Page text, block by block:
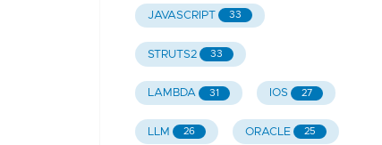
JAVASCRIPT 33
STRUTS2 33
LAMBDA 31 IOS 27
LLM 26 ORACLE 25